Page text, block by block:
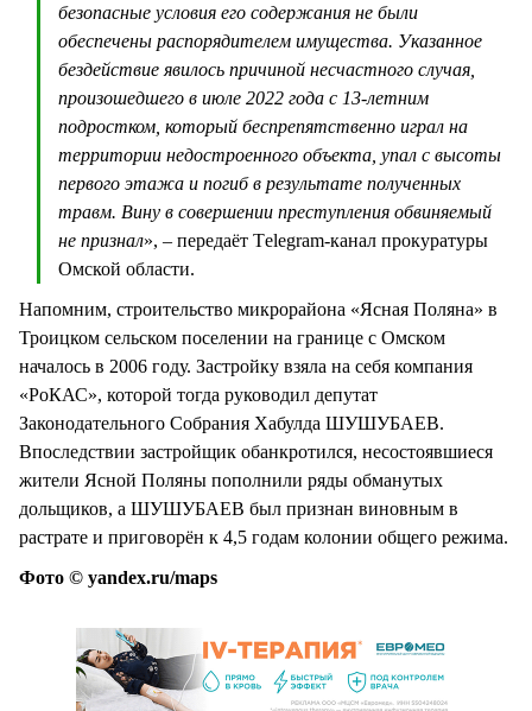
безопасные условия его содержания не были
обеспечены распорядителем имущества. Указанное
бездействие явилось причиной несчастного случая,
произошедшего в июле 2022 года с 13-летним
подростком, который беспрепятственно играл на
территории недостроенного объекта, упал с высоты
первого этажа и погиб в результате полученных
травм. Вину в совершении преступления обвиняемый
не признал», – передаёт Тelegram-канал прокуратуры
Омской области.
Напомним, строительство микрорайона «Ясная Поляна» в
Троицком сельском поселении на границе с Омском
началось в 2006 году. Застройку взяла на себя компания
«РоКАС», которой тогда руководил депутат
Законодательного Собрания Хабулда ШУШУБАЕВ.
Впоследствии застройщик обанкротился, несостоявшиеся
жители Ясной Поляны пополнили ряды обманутых
дольщиков, а ШУШУБАЕВ был признан виновным в
растрате и приговорён к 4,5 годам колонии общего режима.
Фото © yandex.ru/maps